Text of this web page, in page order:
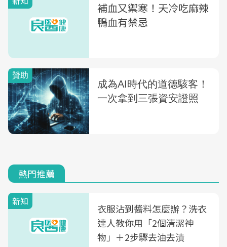
補血又禦寒！天冷吃麻辣
鴨血有禁忌
熱門推薦
新知
衣服沾到醬料怎麼辦？洗衣
達人教你用「2個清潔神
物」＋2步驟去油去漬